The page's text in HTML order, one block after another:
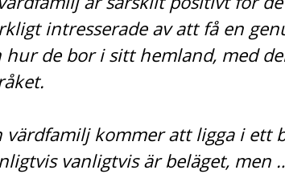
intresserade av att få en
de bor i sitt hemland, med
kommer att ligga i ett
vanligtvis är beläget, men